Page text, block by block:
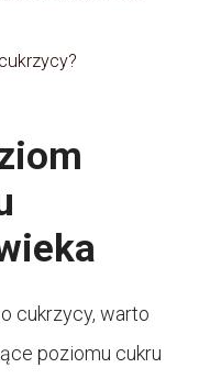
cukrzycy, warto
poziomu cukru